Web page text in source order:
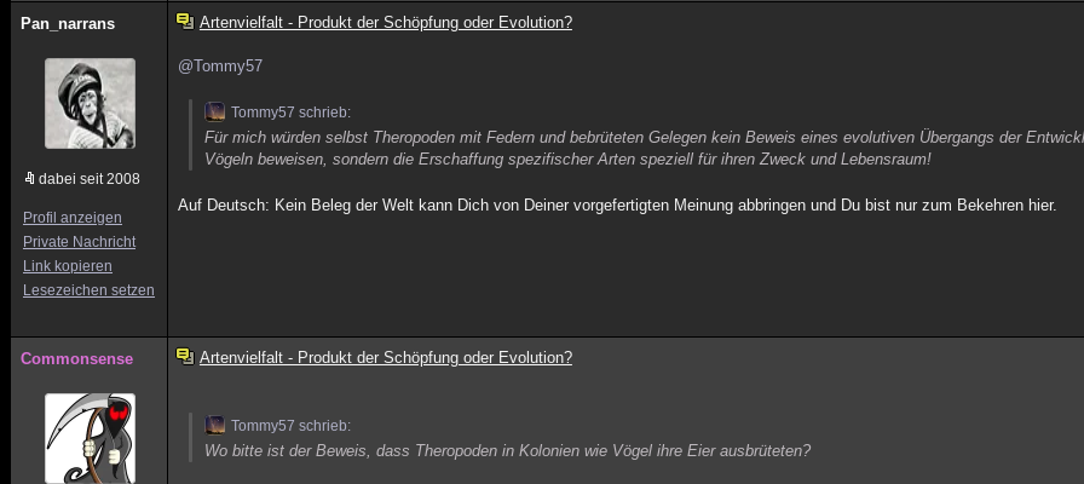
Pan_narrans
dabei seit 2008
Profil anzeigen
Private Nachricht
Link kopieren
Lesezeichen setzen
Artenvielfalt - Produkt der Schöpfung oder Evolution?
@Tommy57
Tommy57 schrieb:
Für mich würden selbst Theropoden mit Federn und bebrüteten Gelegen kein Beweis eines evolutiven Übergangs der
Vögeln beweisen, sondern die Erschaffung spezifischer Arten speziell für ihren Zweck und Lebensraum!
Auf Deutsch: Kein Beleg der Welt kann Dich von Deiner vorgefertigten Meinung abbringen und Du bist nur zum Bekehren hier.
Commonsense Artenvielfalt - Produkt der Schöpfung oder Evolution?
Tommy57 schrieb:
Wo bitte ist der Beweis, dass Theropoden in Kolonien wie Vögel ihre Eier ausbrüteten?